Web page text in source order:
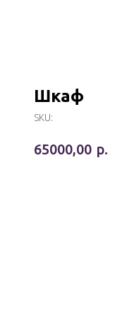
Шкаф
SKU:
65000,00 р.